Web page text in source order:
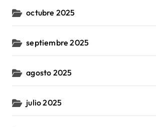
octubre 2025
septiembre 2025
agosto 2025
julio 2025